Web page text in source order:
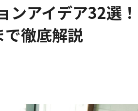
ンアイデア32選！
で徹底解説